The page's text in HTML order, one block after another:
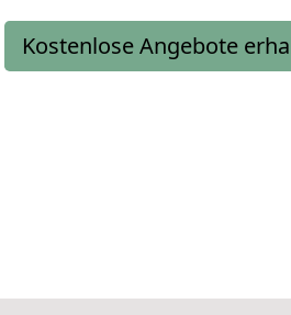
Kostenlose Angebote